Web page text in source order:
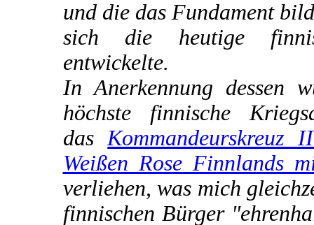
und die das Fundament
sich die heutige
entwickelte.
In Anerkennung dessen
höchste finnische
das Kommandeurskreuz
Weißen Rose Finnlands
verliehen, was mich
finnischen Bürger